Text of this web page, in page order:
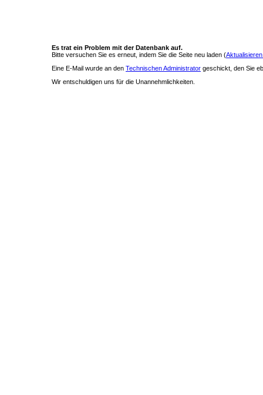
Es trat ein Problem mit der Datenbank auf.
Bitte versuchen Sie es erneut, indem Sie die Seite neu laden (
Eine E-Mail wurde an den Technischen Administrator geschickt, den Sie
Wir entschuldigen uns für die Unannehmlichkeiten.